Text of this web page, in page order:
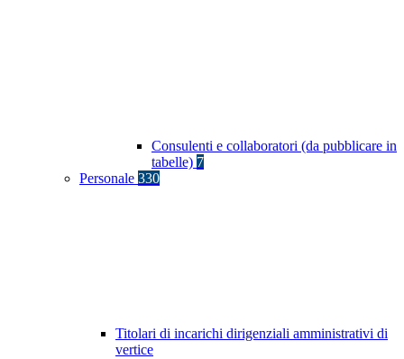
Consulenti e collaboratori (da pubblicare in
tabelle) 7
Personale 330
Titolari di incarichi dirigenziali amministrativi di
vertice